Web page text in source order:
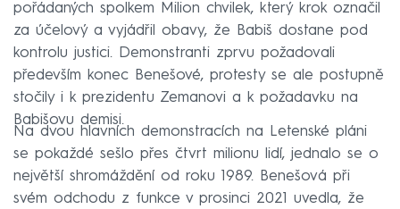
pořádaných spolkem Milion chvilek, který krok označil
za účelový a vyjádřil obavy, že Babiš dostane pod
kontrolu justici. Demonstranti zprvu požadovali
především konec Benešové, protesty se ale postupně
stočily i k prezidentu Zemanovi a k požadavku na
Babišovu demisi.
Na dvou hlavních demonstracích na Letenské pláni
se pokaždé sešlo přes čtvrt milionu lidí, jednalo se o
největší shromáždění od roku 1989. Benešová při
svém odchodu z funkce v prosinci 2021 uvedla, že